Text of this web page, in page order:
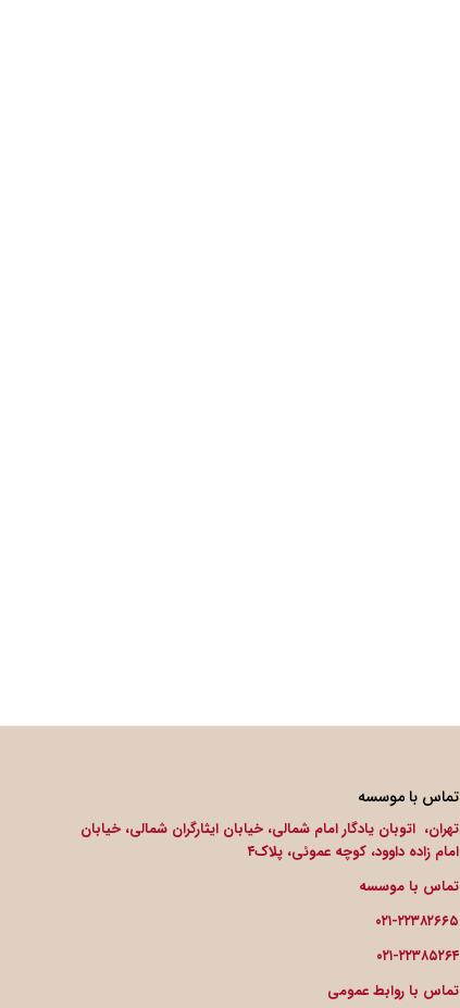
تماس با موسسه
تهران، اتوبان یادگار امام شمالی، خیابان ایثارگران شمالی، خیابان
امام زاده داوود، کوچه عموئی، پلاک۴
تماس با موسسه
۰۲۱-۲۲۳۸۲۶۶۵
۰۲۱-۲۲۳۸۵۲۶۴
تماس با روابط عمومی